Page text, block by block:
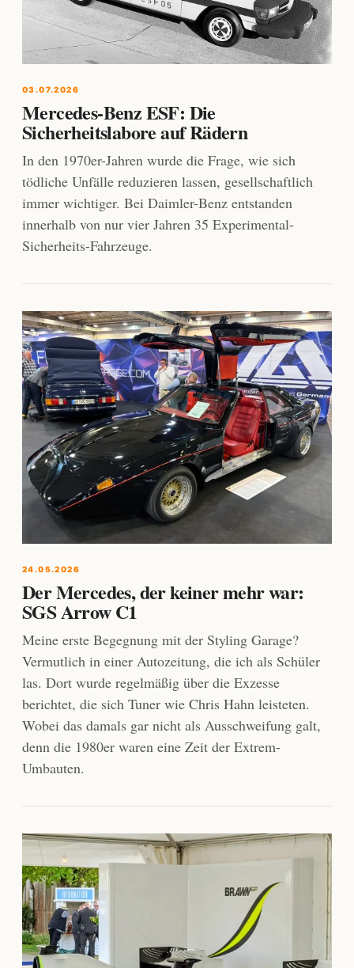
03.07.2026
Mercedes-Benz ESF: Die
Sicherheitslabore auf Rädern
In den 1970er-Jahren wurde die Frage, wie sich
tödliche Unfälle reduzieren lassen, gesellschaftlich
immer wichtiger. Bei Daimler-Benz entstanden
innerhalb von nur vier Jahren 35 Experimental-
Sicherheits-Fahrzeuge.
24.05.2026
Der Mercedes, der keiner mehr war:
SGS Arrow C1
Meine erste Begegnung mit der Styling Garage?
Vermutlich in einer Autozeitung, die ich als Schüler
las. Dort wurde regelmäßig über die Exzesse
berichtet, die sich Tuner wie Chris Hahn leisteten.
Wobei das damals gar nicht als Ausschweifung galt,
denn die 1980er waren eine Zeit der Extrem-
Umbauten.